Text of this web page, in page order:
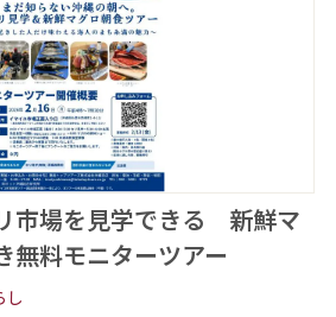
市場を見学できる 新鮮マ
無料モニターツアー
し